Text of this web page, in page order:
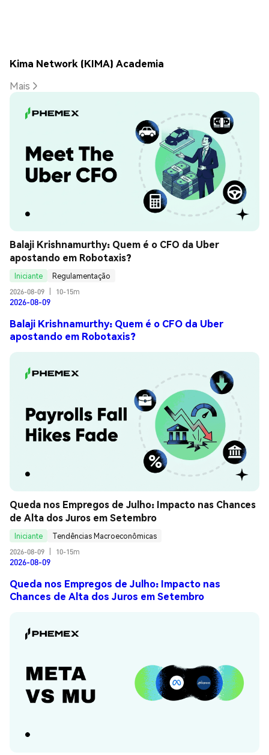
Kima Network (KIMA) Academia
Mais
Balaji Krishnamurthy: Quem é o CFO da Uber
apostando em Robotaxis?
Iniciante
Regulamentação
2026-08-09
10-15m
2026-08-09
Balaji Krishnamurthy: Quem é o CFO da Uber
apostando em Robotaxis?
Queda nos Empregos de Julho: Impacto nas Chances
de Alta dos Juros em Setembro
Iniciante
Tendências Macroeconômicas
2026-08-09
10-15m
2026-08-09
Queda nos Empregos de Julho: Impacto nas
Chances de Alta dos Juros em Setembro